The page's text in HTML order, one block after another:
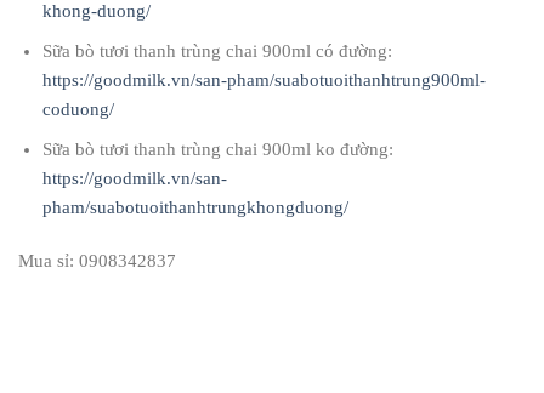
khong-duong/
Sữa bò tươi thanh trùng chai 900ml có đường:
https://goodmilk.vn/san-pham/suabotuoithanhtrung900ml-
coduong/
Sữa bò tươi thanh trùng chai 900ml ko đường:
https://goodmilk.vn/san-
pham/suabotuoithanhtrungkhongduong/
Mua sỉ: 0908342837